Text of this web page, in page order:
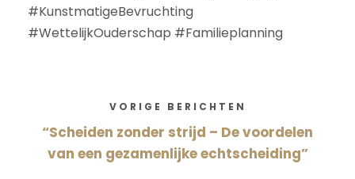
#KunstmatigeBevruchting
#WettelijkOuderschap #Familieplanning
VORIGE BERICHTEN
“Scheiden zonder strijd – De voordelen
van een gezamenlijke echtscheiding”